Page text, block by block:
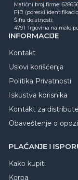
Matični broj firme:
PIB (poreski
Šifra delatnosti:
4791 Trgovina na malo
INFORMACIJE
Kontakt
Uslovi korišćenja
Politika Privatnosti
Iskustva korisnika
Kontakt za
Obaveštenje o
PLAĆANJE I
Kako kupiti
Korpa